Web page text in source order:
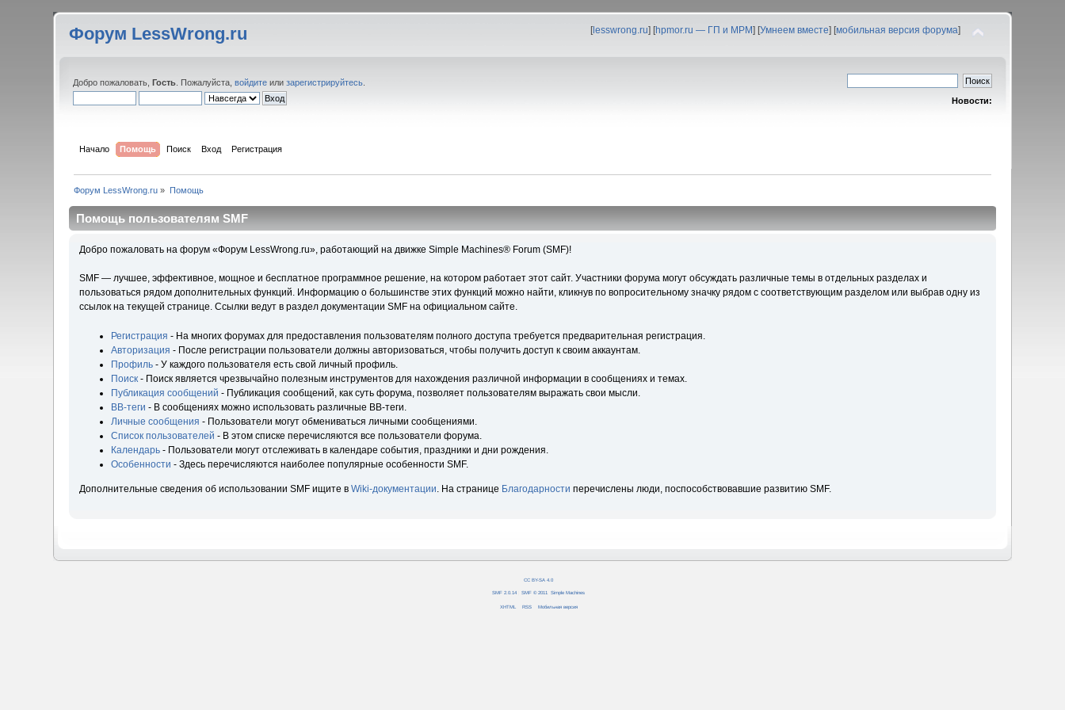
Форум LessWrong.ru [lesswrong.ru] [hpmor.ru — ГП и МРМ] [Умнеем вместе] [мобильная версия форума]
Добро пожаловать,Гость . Пожалуйста,войдите илизарегистрируйтесь
Новости:
Начало Помощь Поиск Вход Регистрация
Форум LessWrong.ru » Помощь
Помощь пользователям SMF
Добро пожаловать на форум «Форум LessWrong.ru», работающий на движке Simple Machines® Forum (SMF)!
SMF — лучшее, эффективное, мощное и бесплатное программное решение, на котором работает этот сайт. Участники форума могут обсуждать различные темы в отдельных разделах и
пользоваться рядом дополнительных функций. Информацию о большинстве этих функций можно найти, кликнув по вопросительному значку рядом с соответствующим разделом или выбрав одну из
ссылок на текущей странице. Ссылки ведут в раздел документации SMF на официальном сайте.
Регистрация - На многих форумах для предоставления пользователям полного доступа требуется предварительная регистрация.
Авторизация - После регистрации пользователи должны авторизоваться, чтобы получить доступ к своим аккаунтам.
Профиль- У каждого пользователя есть свой личный профиль.
Поиск- Поиск является чрезвычайно полезным инструментов для нахождения различной информации в сообщениях и темах.
Публикация сообщений - Публикация сообщений, как суть форума, позволяет пользователям выражать свои мысли.
BB-теги - В сообщениях можно использовать различные BB-теги.
Личные сообщения - Пользователи могут обмениваться личными сообщениями.
Список пользователей - В этом списке перечисляются все пользователи форума.
Календарь- Пользователи могут отслеживать в календаре события, праздники и дни рождения.
Особенности - Здесь перечисляются наиболее популярные особенности SMF.
Дополнительные сведения об использовании SMF ищите в Wiki-документации . На странице Благодарности перечислены люди, поспособствовавшие развитию SMF.
CC BY-SA 4.0
SMF 2.0.14 SMF © 2011 Simple Machines
XHTML RSS Мобильная версия